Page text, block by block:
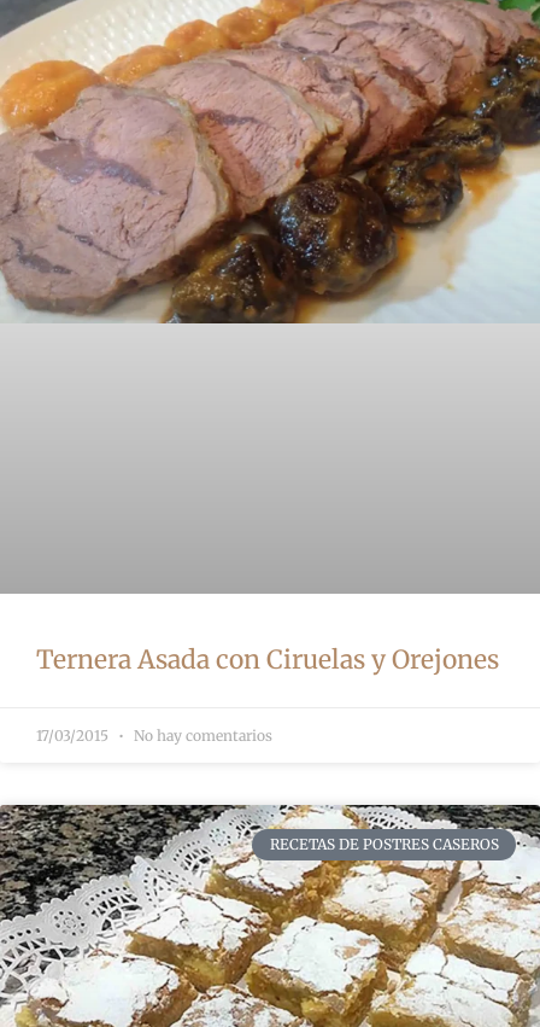
Ternera Asada con Ciruelas y Orejones
17/03/2015 No hay comentarios
RECETAS DE POSTRES CASEROS